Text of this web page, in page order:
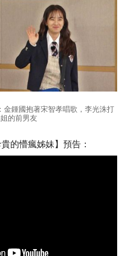
金鍾國抱著宋智孝唱歌，李光洙打
的前男友
的懵瘋姊妹】預告：